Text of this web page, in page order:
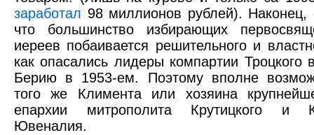
заработал 98 миллионов рублей). Наконец,
что большинство избирающих
иереев побаивается решительного и
как опасались лидеры компартии Троцкого
Берию в 1953-ем. Поэтому вполне
того же Климента или хозяина
епархии митрополита Крутицкого и
Ювеналия.